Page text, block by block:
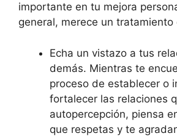
importante en tu mejora
general, merece un tratamiento
Echa un vistazo a tus
demás. Mientras te
proceso de establecer o
fortalecer las relaciones
autopercepción, piensa
que respetas y te